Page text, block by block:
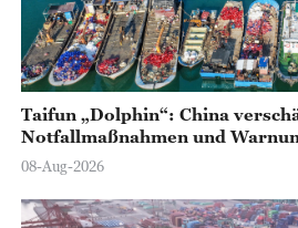
Taifun „Dolphin“: China
Notfallmaßnahmen und
08-Aug-2026